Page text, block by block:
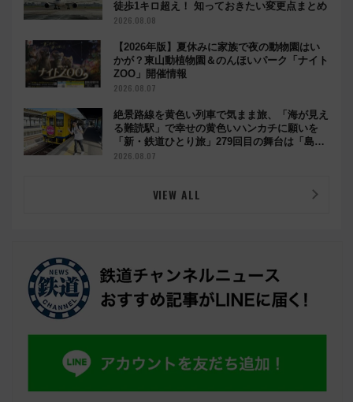
徒歩1キロ超え！ 知っておきたい変更点まとめ
2026.08.08
【2026年版】夏休みに家族で夜の動物園はい
かが？東山動植物園＆のんほいパーク「ナイト
ZOO」開催情報
2026.08.07
絶景路線を黄色い列車で気まま旅、「海が見え
る難読駅」で幸せの黄色いハンカチに願いを
「新・鉄道ひとり旅」279回目の舞台は「島原
鉄道」
2026.08.07
VIEW ALL